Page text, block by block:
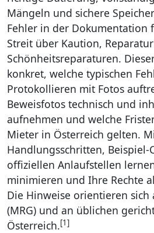
Mängeln und sichere
Fehler in der Dokumentation
Streit über Kaution,
Schönheitsreparaturen.
konkret, welche typischen
Protokollieren mit Fotos
Beweisfotos technisch und
aufnehmen und welche
Mieter in Österreich gelten.
Handlungsschritten, Beispiel-
offiziellen Anlaufstellen
minimieren und Ihre Rechte
Die Hinweise orientieren sich
(MRG) und an üblichen
Österreich.[1]